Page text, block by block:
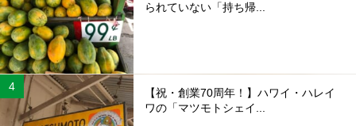
られていない「持ち帰...
【祝・創業70周年！】ハワイ・ハレイ
ワの「マツモトシェイ...